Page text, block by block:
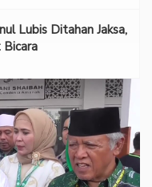
Lubis Ditahan Jaksa,